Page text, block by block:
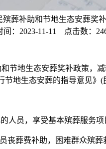
殡葬补助和节地生态安葬奖
间：2023-11-11 点击数：
地生态安葬奖补政策，
地生态安葬的指导意见》
员，享受基本殡葬服务项
葬费补助，困难群众殡葬